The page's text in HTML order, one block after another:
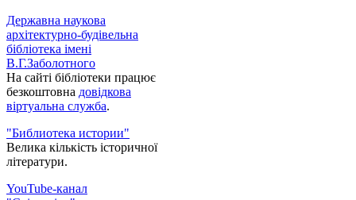
Державна наукова
архітектурно-будівельна
бібліотека імені
В.Г.Заболотного
На сайті бібліотеки працює
безкоштовна довідкова
віртуальна служба.
"Библиотека истории"
Велика кількість історичної
літератури.
YouTube-канал